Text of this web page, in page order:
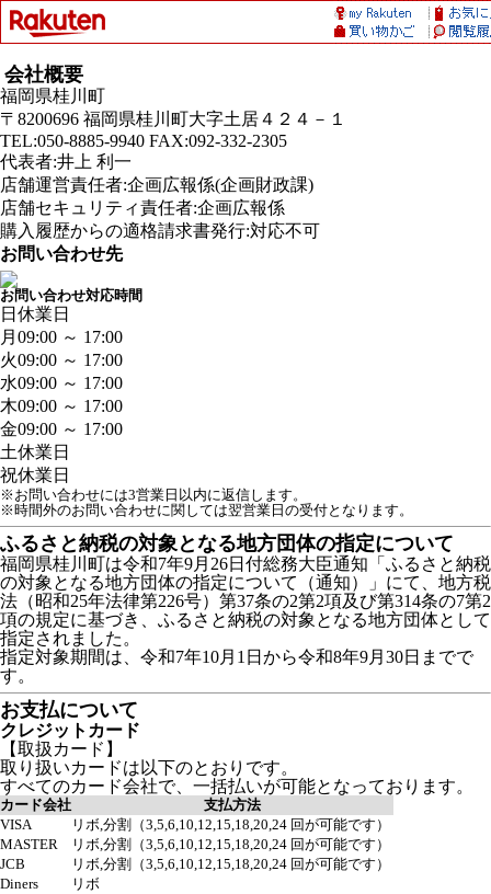
会社概要
福岡県桂川町
〒8200696 福岡県桂川町大字土居４２４－１
TEL:050-8885-9940 FAX:092-332-2305
代表者:井上 利一
店舗運営責任者:企画広報係(企画財政課)
店舗セキュリティ責任者:企画広報係
購入履歴からの適格請求書発行:対応不可
お問い合わせ先
お問い合わせ対応時間
日 休業日
月 09:00 ～ 17:00
火09:00 ～ 17:00
水09:00 ～ 17:00
木09:00 ～ 17:00
金09:00 ～ 17:00
土休業日
祝休業日
※お問い合わせには3営業日以内に返信します。
※時間外のお問い合わせに関しては翌営業日の受付となります。
ふるさと納税の対象となる地方団体の指定について
福岡県桂川町は令和7年9月26日付総務大臣通知「ふるさと納税
の対象となる地方団体の指定について（通知）」にて、地方税
法（昭和25年法律第226号）第37条の2第2項及び第314条の7第2
項の規定に基づき、ふるさと納税の対象となる地方団体として
指定されました。
指定対象期間は、令和7年10月1日から令和8年9月30日までで
す。
お支払について
クレジットカード
【取扱カード】
取り扱いカードは以下のとおりです。
すべてのカード会社で、一括払いが可能となっております。
カード会社
支払方法
VISA
リボ,分割（3,5,6,10,12,15,18,20,24 回が可能です）
MASTER
リボ,分割（3,5,6,10,12,15,18,20,24 回が可能です）
JCB
リボ,分割（3,5,6,10,12,15,18,20,24 回が可能です）
Diners
リボ